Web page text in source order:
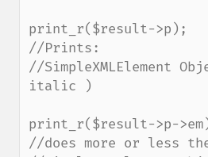
print_r($result->p);
//Prints:
//SimpleXMLElement
italic )
print_r($result->p-
//does more or less